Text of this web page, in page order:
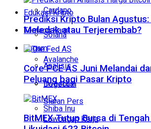
Edukasi Kripto
Tentang Kami
Ragam
Analisis
Investasi
Siaran Pers
Lowongan Kerja
Cardano
Solana
Avalanche
Dogecoin
Shiba Inu
Prediksi Kripto Bulan Agustus:
Meledak atau Terjerembab?
Core PCE AS Juni Melandai
Peluang bagi Pasar Kripto
BitMEX Tutup Bursa di